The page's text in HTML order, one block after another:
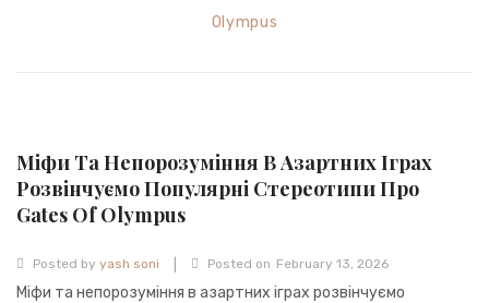
TEST 3A2CC18A-8855-4A92-BC36-
91CDA09022F7
TEST 74862F78-2F70-44F4-810E-
941BC1A78131
Оlympus
Міфи Та Непорозуміння В Азартних Іграх
Розвінчуємо Популярні Стереотипи Про
Gates Of Оlympus
Posted by yash soni Posted on February 13, 2026
Міфи та непорозуміння в азартних іграх розвінчуємо